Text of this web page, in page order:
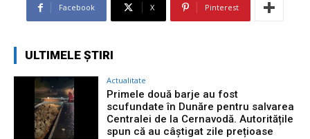
Facebook X Pinterest
ULTIMELE ȘTIRI
Actualitate
Primele două barje au fost
scufundate în Dunăre pentru salvarea
Centralei de la Cernavodă. Autoritățile
spun că au câștigat zile prețioase